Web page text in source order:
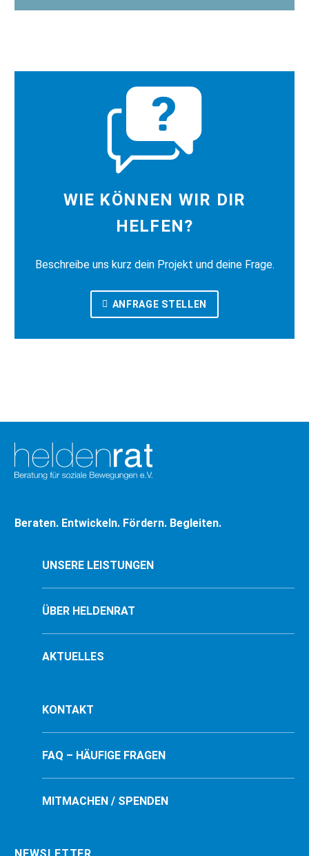
WIE KÖNNEN WIR DIR
HELFEN?
Beschreibe uns kurz dein Projekt und deine Frage.
ANFRAGE STELLEN
Beraten. Entwickeln. Fördern. Begleiten.
UNSERE LEISTUNGEN
ÜBER HELDENRAT
AKTUELLES
KONTAKT
FAQ – HÄUFIGE FRAGEN
MITMACHEN / SPENDEN